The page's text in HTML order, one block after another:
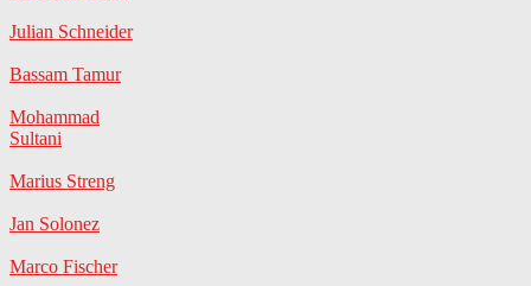
Julian Schneider
Bassam Tamur
Mohammad
Sultani
Marius Streng
Jan Solonez
Marco Fischer